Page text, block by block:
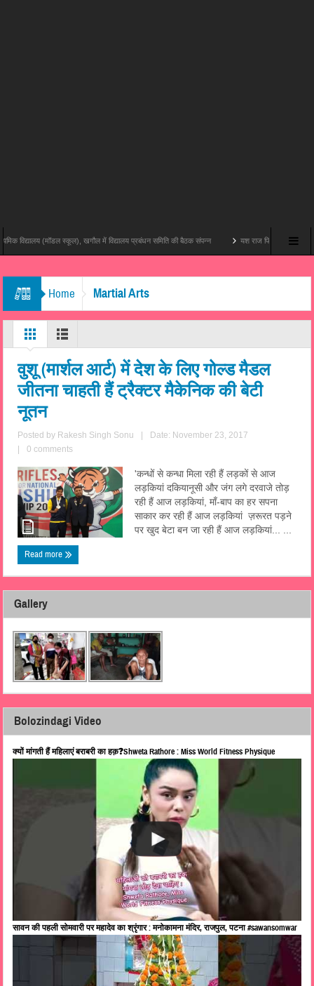
(मॉडल स्कूल), खगौल में विद्यालय प्रबंधन समिति की बैठक संपन्न यश राज फिल्म्स और पोशम पा
Home Martial Arts
वुशू (मार्शल आर्ट) में देश के लिए गोल्ड मैडल
जीतना चाहती हैं ट्रैक्टर मैकेनिक की बेटी
नूतन
Posted by Rakesh Singh Sonu
Date: November 23, 2017
0 comments
'कन्धों से कन्धा मिला रही हैं लड़कों से आज
लड़कियां दकियानूसी और जंग लगे दरवाजे तोड़
रही हैं आज लड़कियां, माँ-बाप का हर सपना
साकार कर रही हैं आज लड़कियां ज़रूरत पड़ने
पर खुद बेटा बन जा रही हैं आज लड़कियां... ...
Read more
Gallery
Bolozindagi Video
क्यों मांगती हैं महिलाएं बराबरी का हक़❓Shweta Rathore : Miss World Fitness Physique
सावन की पहली सोमवारी पर महादेव का श्रृंगार : मनोकामना मंदिर, राजपुल, पटना #sawansomwar